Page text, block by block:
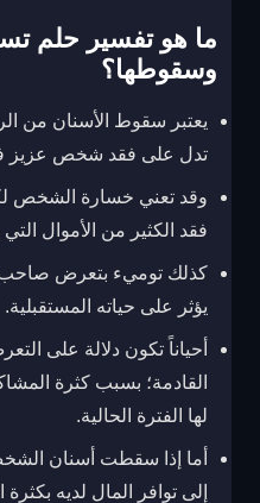
ما هو تفسير حلم
وسقوطها؟
يعتبر سقوط الأسنان من
تدل على فقد شخص عزيز في
وقد تعني خسارة الشخص
فقد الكثير من الأموال
كذلك توميء بتعرض
يؤثر على حياته المستقبلية.
أحياناً تكون دلالة على
القادمة؛ بسبب كثرة
لها الفترة الحالية.
أما إذا سقطت أسنان
إلى توافر المال لديه بكثرة